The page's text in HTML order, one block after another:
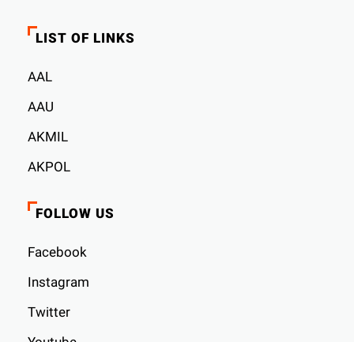
LIST OF LINKS
AAL
AAU
AKMIL
AKPOL
FOLLOW US
Facebook
Instagram
Twitter